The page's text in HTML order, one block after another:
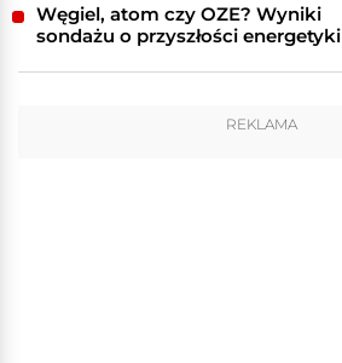
Węgiel, atom czy OZE? Wyniki
sondażu o przyszłości energetyki
REKLAMA